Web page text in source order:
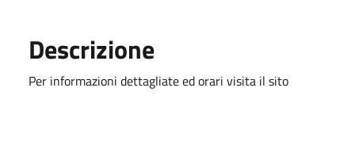
Descrizione
Per informazioni dettagliate ed orari visita il sito